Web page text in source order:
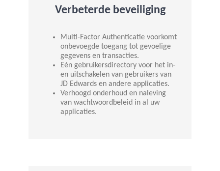
Verbeterde beveiliging
Multi-Factor Authenticatie voorkomt
onbevoegde toegang tot gevoelige
gegevens en transacties.
Eén gebruikersdirectory voor het in-
en uitschakelen van gebruikers van
JD Edwards en andere applicaties.
Verhoogd onderhoud en naleving
van wachtwoordbeleid in al uw
applicaties.